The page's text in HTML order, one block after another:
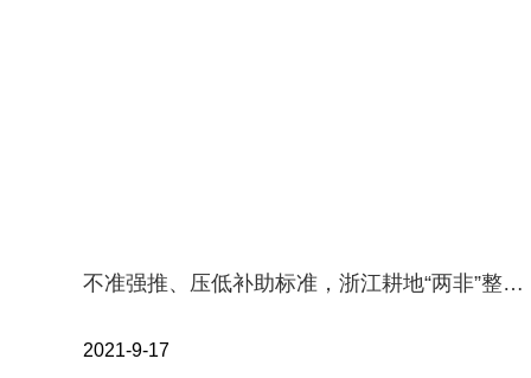
不准强推、压低补助标准，浙江耕地“两非”整治最新政策来了
2021-9-17